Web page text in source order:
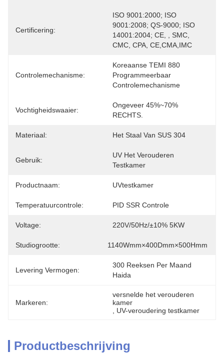
Certificering:
ISO 9001:2000; ISO
9001:2008; QS-9000; ISO
14001:2004; CE, , SMC,
CMC, CPA, CE,CMA,IMC
Controlemechanisme:
Koreaanse TEMI 880
Programmeerbaar
Controlemechanisme
Vochtigheidswaaier:
Ongeveer 45%~70%
RECHTS.
Materiaal: Het Staal Van SUS 304
Gebruik:
UV Het Verouderen
Testkamer
Productnaam: UVtestkamer
Temperatuurcontrole: PID SSR Controle
Voltage: 220V/50Hz/±10% 5KW
Studiogrootte: 1140Wmm×400Dmm×500Hmm
Levering Vermogen:
300 Reeksen Per Maand
Haida
Markeren:
versnelde het verouderen
kamer
UV-veroudering testkamer
Productbeschrijving